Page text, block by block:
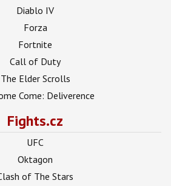
Diablo IV
Forza
Fortnite
Call of Duty
The Elder Scrolls
Come: Deliverence
Fights.cz
UFC
Oktagon
of The Stars